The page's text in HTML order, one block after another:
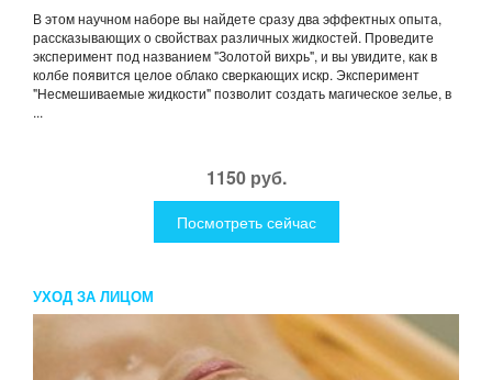
В этом научном наборе вы найдете сразу два эффектных опыта,
рассказывающих о свойствах различных жидкостей. Проведите
эксперимент под названием "Золотой вихрь", и вы увидите, как в
колбе появится целое облако сверкающих искр. Эксперимент
"Несмешиваемые жидкости" позволит создать магическое зелье, в
...
1150 руб.
Посмотреть сейчас
УХОД ЗА ЛИЦОМ